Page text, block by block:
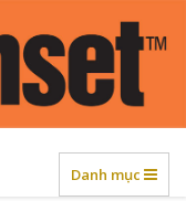
Danh mục